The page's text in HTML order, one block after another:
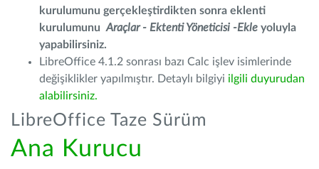
kurulumunu gerçekleştirdikten sonra eklenti
kurulumunu Araçlar - Ektenti Yöneticisi -Ekle yoluyla
yapabilirsiniz.
LibreOffice 4.1.2 sonrası bazı Calc işlev isimlerinde
değişiklikler yapılmıştır. Detaylı bilgiyi ilgili duyurudan
alabilirsiniz.
LibreOffice Taze Sürüm
Ana Kurucu